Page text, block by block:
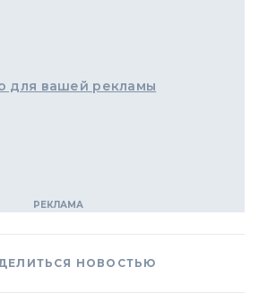
для вашей рекламы
НОВОСТЬЮ